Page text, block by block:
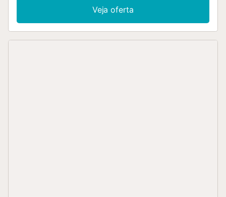
sorriem para si de todos os lados. Aqui tem as melhores
condições para umas férias relaxantes. Deixe os seus
olhos vaguearem e relaxe com um longo pequeno-almoço
Veja oferta